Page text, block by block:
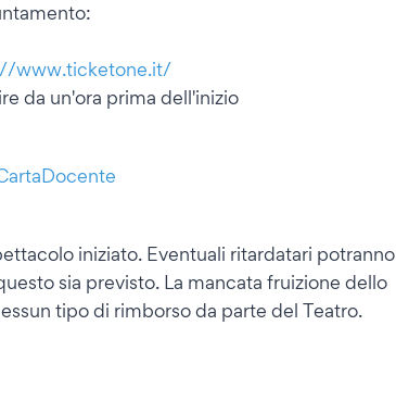
www.ticketone.it/
da un'ora prima dell'inizio
iniziato. Eventuali ritardatari potranno
sia previsto. La mancata fruizione dello
tipo di rimborso da parte del Teatro.